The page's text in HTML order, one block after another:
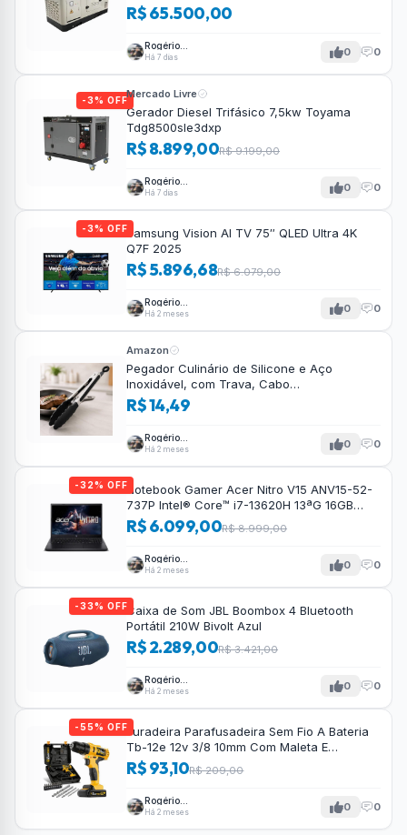
R$ 65.500,00
Rogério
Tavares
Há 7 dias 0 0
-3% OFFMercado Livre
Gerador Diesel Trifásico 7,5kw Toyama
Tdg8500sle3dxp
R$ 8.899,00R$ 9.199,00
Rogério
Tavares
Há 7 dias 0 0
-3% OFFSamsung Vision AI TV 75″ QLED Ultra 4K
Q7F 2025
R$ 5.896,68R$ 6.079,00
Rogério
Tavares
Há 2 meses 0 0
Amazon
Pegador Culinário de Silicone e Aço
Inoxidável, com Trava, Cabo
Antiderrapante, Multiuso, Preto, de 28 cm,
Para salada, pastas, cozinha
R$ 14,49
Rogério
Tavares
Há 2 meses 0 0
-32% OFFNotebook Gamer Acer Nitro V15 ANV15-52-
737P Intel® Core™ i7-13620H 13ªG 16GB
RAM 512GB SSD RTX4050 FHD 15.6”
R$ 6.099,00R$ 8.999,00
Rogério
Tavares
Há 2 meses 0 0
-33% OFFCaixa de Som JBL Boombox 4 Bluetooth
Portátil 210W Bivolt Azul
R$ 2.289,00R$ 3.421,00
Rogério
Tavares
Há 2 meses 0 0
-55% OFFFuradeira Parafusadeira Sem Fio A Bateria
Tb-12e 12v 3/8 10mm Com Maleta E
Acessórios The Black Tools
R$ 93,10R$ 209,00
Rogério
Tavares
Há 2 meses 0 0